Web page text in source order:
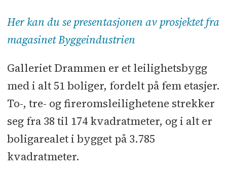
Byggherre:Glitre Bolig
Totalentreprenør:Veidekke
Bruttoareal:6.516 kvadratmeter
Kontraktssum eks. mva:120,5
millioner kroner
Arkitekt:A38 Arkitekter
Her kan du se presentasjonen av prosjektet fra
magasinet Byggeindustrien
Galleriet Drammen er et leilighetsbygg
med i alt 51 boliger, fordelt på fem etasjer.
To-, tre- og fireromsleilighetene strekker
seg fra 38 til 174 kvadratmeter, og i alt er
boligarealet i bygget på 3.785
kvadratmeter.